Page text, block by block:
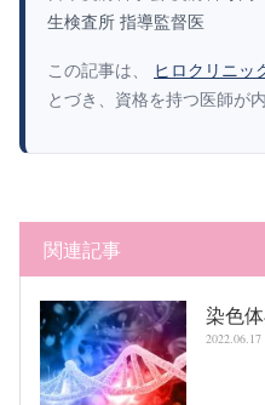
生検査所 指導監督医
この記事は、 ヒロクリニッ
とづき、資格を持つ医師が
関連記事
染色
2022.06.17